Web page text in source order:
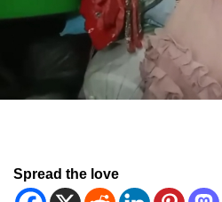
Spread the love